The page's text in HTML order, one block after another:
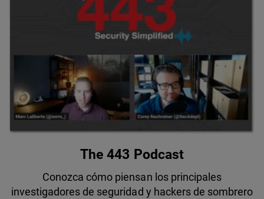
The 443 Podcast
Conozca cómo piensan los principales
investigadores de seguridad y hackers de sombrero